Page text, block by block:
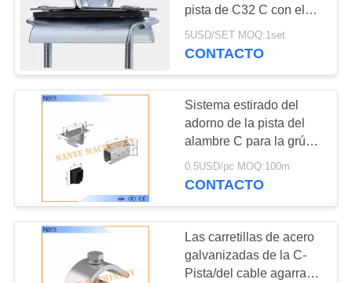
COTIZACIÓN
COMPANY
NEWS
sistema ferroviario
del conductor
98
Alto sistema del
carrete de Tro
pista de C32 C con el
acero galvanizado para
la grúa
5USD/SET MOQ:1set
CONTACTO
Sistema estirado del
adorno de la pista del
alambre C para la grúa
C40 120m/min
0.5USD/pc MOQ:100m
CONTACTO
Las carretillas de acero
galvanizadas de la C-
Pista/del cable agarran